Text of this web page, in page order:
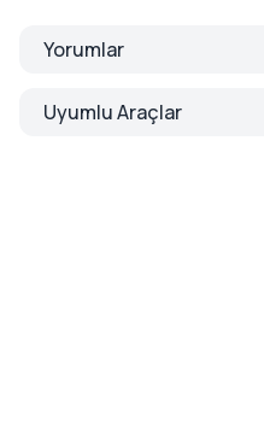
Yorumlar
Uyumlu Araçlar